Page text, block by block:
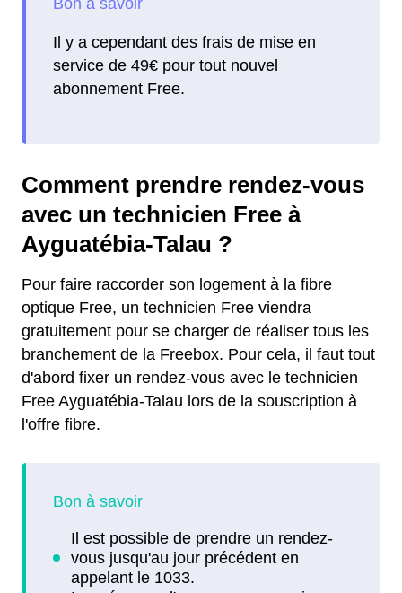
Il y a cependant des frais de mise en
service de 49€ pour tout nouvel
abonnement Free.
Comment prendre rendez-vous
avec un technicien Free à
Ayguatébia-Talau ?
Pour faire raccorder son logement à la fibre
optique Free, un technicien Free viendra
gratuitement pour se charger de réaliser tous les
branchement de la Freebox. Pour cela, il faut tout
d'abord fixer un rendez-vous avec le technicien
Free Ayguatébia-Talau lors de la souscription à
l'offre fibre.